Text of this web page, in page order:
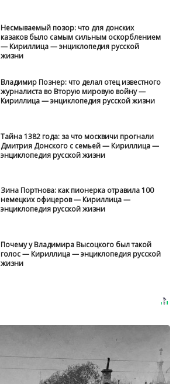
Несмываемый позор: что для донских
казаков было самым сильным оскорблением
— Кириллица — энциклопедия русской
жизни
Владимир Познер: что делал отец известного
журналиста во Вторую мировую войну —
Кириллица — энциклопедия русской жизни
Тайна 1382 года: за что москвичи прогнали
Дмитрия Донского с семьей — Кириллица —
энциклопедия русской жизни
Зина Портнова: как пионерка отравила 100
немецких офицеров — Кириллица —
энциклопедия русской жизни
Почему у Владимира Высоцкого был такой
голос — Кириллица — энциклопедия русской
жизни